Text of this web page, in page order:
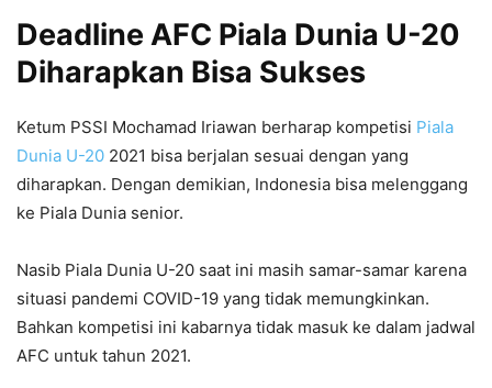
Deadline AFC Piala Dunia U-20
Diharapkan Bisa Sukses
Ketum PSSI Mochamad Iriawan berharap kompetisi Piala
Dunia U-20 2021 bisa berjalan sesuai dengan yang
diharapkan. Dengan demikian, Indonesia bisa melenggang
ke Piala Dunia senior.
Nasib Piala Dunia U-20 saat ini masih samar-samar karena
situasi pandemi COVID-19 yang tidak memungkinkan.
Bahkan kompetisi ini kabarnya tidak masuk ke dalam jadwal
AFC untuk tahun 2021.